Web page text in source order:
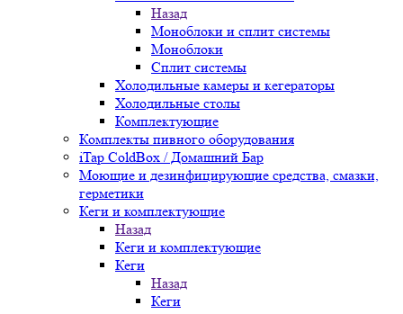
Назад
Моноблоки и сплит системы
Моноблоки
Сплит системы
Холодильные камеры и кегераторы
Холодильные столы
Комплектующие
Комплекты пивного оборудования
iTap ColdBox / Домашний Бар
Моющие и дезинфицирующие средства, смазки,
герметики
Кеги и комплектующие
Назад
Кеги и комплектующие
Кеги
Назад
Кеги